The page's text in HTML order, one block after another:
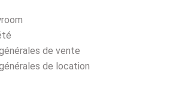
alu
de vente
de location